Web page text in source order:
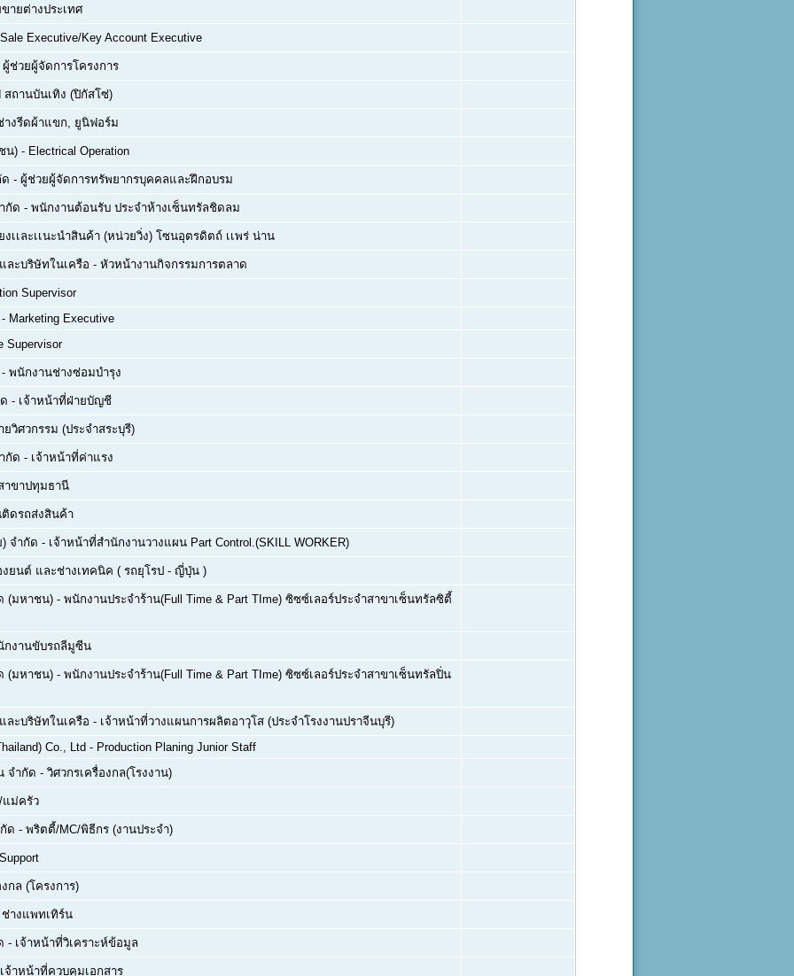
ายต่างประเทศ
Sale Executive/Key Account Executive
ผู้ช่วยผู้จัดการโครงการ
สถานบันเทิง (ปิกัสโซ่)
างรีดผ้าแขก, ยูนิฟอร์ม
น) - Electrical Operation
- ผู้ช่วยผู้จัดการทรัพยากรบุคคลและฝึกอบรม
กัด - พนักงานต้อนรับ ประจำห้างเซ็นทรัลชิดลม
งเเละเเนะนำสินค้า (หน่วยวิ่ง) โซนอุตรดิตถ์ เเพร่ น่าน
ละบริษัทในเครือ - หัวหน้างานกิจกรรมการตลาด
Supervisor
Marketing Executive
Supervisor
พนักงานช่างซ่อมบำรุง
- เจ้าหน้าที่ฝ่ายบัญชี
วิศวกรรม (ประจำสระบุรี)
กัด - เจ้าหน้าที่ค่าแรง
าขาปทุมธานี
ดรถส่งสินค้า
จำกัด - เจ้าหน้าที่สำนักงานวางแผน Part Control.(SKILL WORKER)
งยนต์ และช่างเทคนิค ( รถยุโรป - ญี่ปุ่น )
(มหาชน) - พนักงานประจำร้าน(Full Time & Part TIme) ซิซซ์เลอร์ประจำสาขาเซ็นทรัลซิตี้
กงานขับรถลีมูซีน
(มหาชน) - พนักงานประจำร้าน(Full Time & Part TIme) ซิซซ์เลอร์ประจำสาขาเซ็นทรัลปิ่น
ละบริษัทในเครือ - เจ้าหน้าที่วางแผนการผลิตอาวุโส (ประจำโรงงานปราจีนบุรี)
Co., Ltd - Production Planing Junior Staff
จำกัด - วิศวกรเครื่องกล(โรงงาน)
แม่ครัว
ด - พริตตี้/MC/พิธีกร (งานประจำ)
กล (โครงการ)
างแพทเทิร์น
- เจ้าหน้าที่วิเคราะห์ข้อมูล
เจ้าหน้าที่ควบคุมเอกสาร